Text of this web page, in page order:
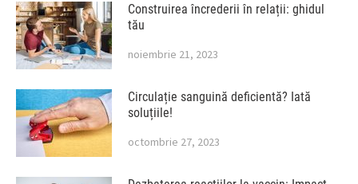
Construirea încrederii în relații: ghidul
tău
noiembrie 21, 2023
Circulație sanguină deficientă? Iată
soluțiile!
octombrie 27, 2023